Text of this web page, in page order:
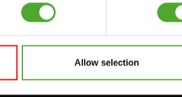
Allow selection
GESCHWINDIGKEIT
YOGA & PILATES
AKTUELLE
HANDBÜCHER
ALTE
PROBLEM
TEILE KAUFEN